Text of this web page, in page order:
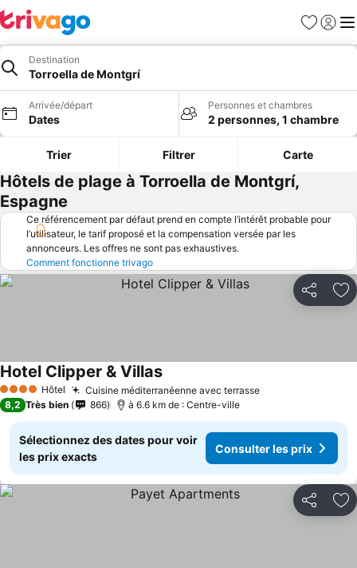
Favoris
Se
Destination
Torroella de Montgrí
Arrivée/départ
Dates
Personnes et chambres
2 personnes, 1 chambre
Trier Filtrer Carte
Hôtels de plage à Torroella de Montgrí,
Espagne
Ce référencement par défaut prend en compte l’intérêt probable pour
l’utilisateur, le tarif proposé et la compensation versée par les
annonceurs. Les offres ne sont pas exhaustives.
Comment fonctionne trivago
Partager
4 Étoiles Hôtel Cuisine méditerranéenne avec terrasse
Hotel Clipper & Villas
8,2 Très bien 866 à 6.6 km de : Centre-ville
Sélectionnez des dates pour voir
les prix exacts
Consulter les prix
Partager